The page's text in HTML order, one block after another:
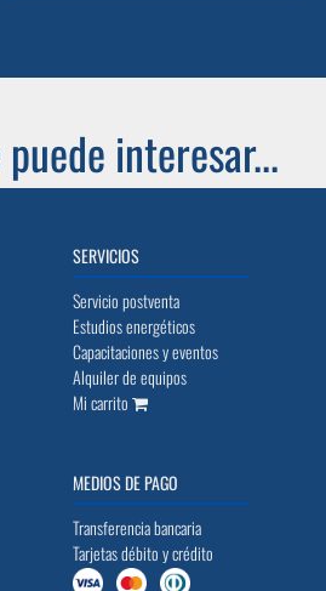
interesar...
SERVICIOS
Servicio postventa
Estudios energéticos
Capacitaciones y eventos
Alquiler de equipos
Mi carrito
MEDIOS DE PAGO
Transferencia bancaria
Tarjetas débito y crédito